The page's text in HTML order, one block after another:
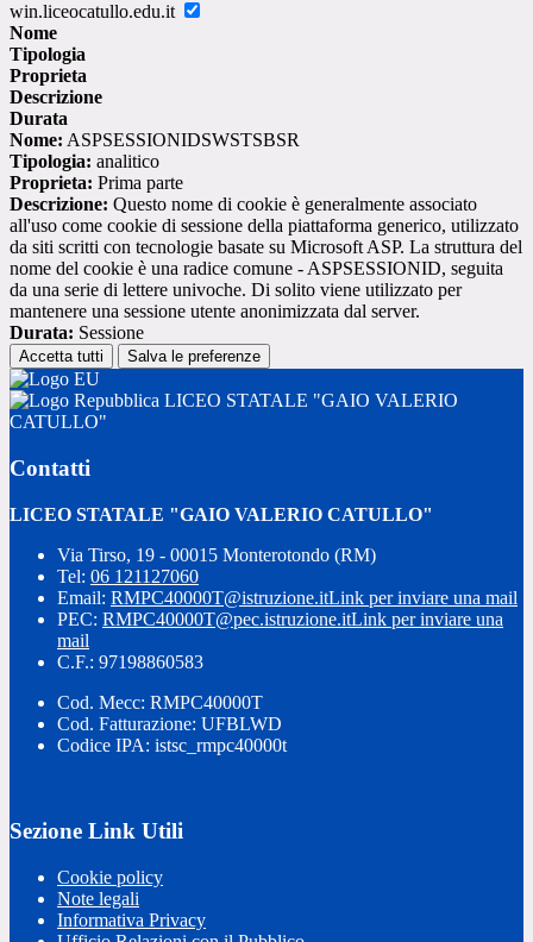
win.liceocatullo.edu.it
Nome
Tipologia
Proprieta
Descrizione
Durata
Nome: ASPSESSIONIDSWSTSBSR
Tipologia: analitico
Proprieta: Prima parte
Descrizione: Questo nome di cookie è generalmente associato
all'uso come cookie di sessione della piattaforma generico, utilizzato
da siti scritti con tecnologie basate su Microsoft ASP. La struttura del
nome del cookie è una radice comune - ASPSESSIONID, seguita
da una serie di lettere univoche. Di solito viene utilizzato per
mantenere una sessione utente anonimizzata dal server.
Durata: Sessione
Accetta tutti Salva le preferenze
LICEO STATALE "GAIO VALERIO
CATULLO"
Contatti
LICEO STATALE "GAIO VALERIO CATULLO"
Via Tirso, 19 - 00015 Monterotondo (RM)
Tel: 06 121127060
Email: RMPC40000T@istruzione.itLink per inviare una mail
PEC: RMPC40000T@pec.istruzione.itLink per inviare una
mail
C.F.: 97198860583
Cod. Mecc: RMPC40000T
Cod. Fatturazione: UFBLWD
Codice IPA: istsc_rmpc40000t
Sezione Link Utili
Cookie policy
Note legali
Informativa Privacy